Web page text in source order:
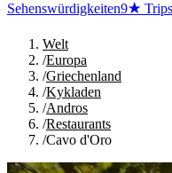
Sehenswürdigkeiten9★
Welt
/Europa
/Griechenland
/Kykladen
/Andros
/Restaurants
/Cavo d'Oro